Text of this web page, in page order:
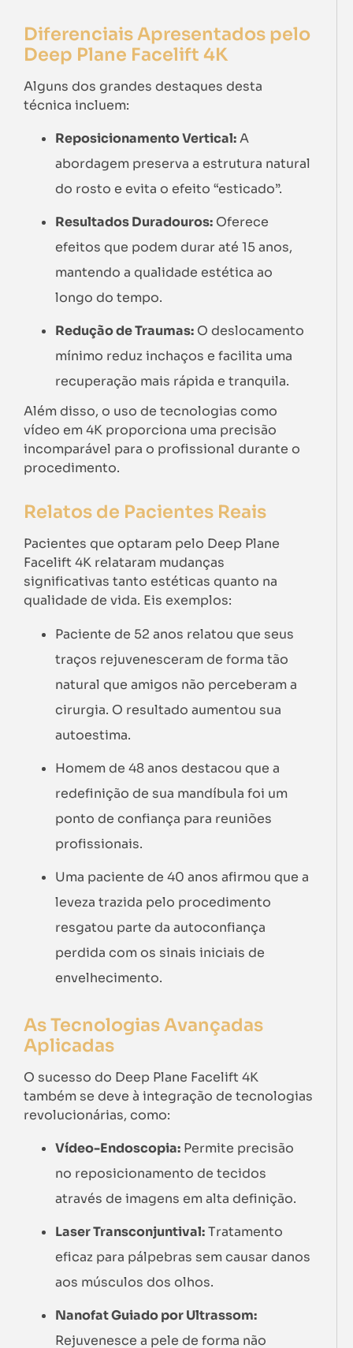
Diferenciais Apresentados pelo
Deep Plane Facelift 4K
Alguns dos grandes destaques desta
técnica incluem:
Reposicionamento Vertical:A
abordagem preserva a estrutura natural
do rosto e evita o efeito “esticado”.
Resultados Duradouros: Oferece
efeitos que podem durar até 15 anos,
mantendo a qualidade estética ao
longo do tempo.
Redução de Traumas: O deslocamento
mínimo reduz inchaços e facilita uma
recuperação mais rápida e tranquila.
Além disso, o uso de tecnologias como
vídeo em 4K proporciona uma precisão
incomparável para o profissional durante o
procedimento.
Relatos de Pacientes Reais
Pacientes que optaram pelo Deep Plane
Facelift 4K relataram mudanças
significativas tanto estéticas quanto na
qualidade de vida. Eis exemplos:
Paciente de 52 anos relatou que seus
traços rejuvenesceram de forma tão
natural que amigos não perceberam a
cirurgia. O resultado aumentou sua
autoestima.
Homem de 48 anos destacou que a
redefinição de sua mandíbula foi um
ponto de confiança para reuniões
profissionais.
Uma paciente de 40 anos afirmou que a
leveza trazida pelo procedimento
resgatou parte da autoconfiança
perdida com os sinais iniciais de
envelhecimento.
As Tecnologias Avançadas
Aplicadas
O sucesso do Deep Plane Facelift 4K
também se deve à integração de tecnologias
revolucionárias, como:
Vídeo-Endoscopia: Permite precisão
no reposicionamento de tecidos
através de imagens em alta definição.
Laser Transconjuntival:Tratamento
eficaz para pálpebras sem causar danos
aos músculos dos olhos.
Nanofat Guiado por Ultrassom:
Rejuvenesce a pele de forma não